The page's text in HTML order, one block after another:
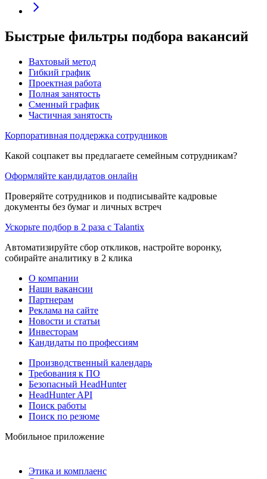
Быстрые фильтры подбора вакансий
Вахтовый метод
Гибкий график
Проектная работа
Полная занятость
Сменный график
Частичная занятость
Корпоративная поддержка сотрудников
Какой соцпакет вы предлагаете семейным сотрудникам?
Оформляйте кандидатов онлайн
Проверяйте сотрудников и подписывайте кадровые
документы без бумаг и личных встреч
Ускорьте подбор в 2 раза с Talantix
Автоматизируйте сбор откликов, настройте воронку,
собирайте аналитику в 2 клика
О компании
Наши вакансии
Партнерам
Реклама на сайте
Новости и статьи
Инвесторам
Кандидаты по профессиям
Производственный календарь
Требования к ПО
Безопасный HeadHunter
HeadHunter API
Поиск работы
Поиск по резюме
Мобильное приложение
Этика и комплаенс